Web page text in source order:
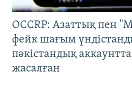
OCCRP: Азаттық пен
фейк шағым
пәкістандық
жасалған